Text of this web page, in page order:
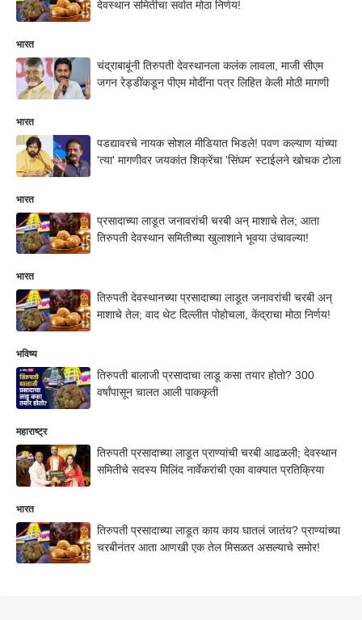
देवस्थान समितीचा सर्वात मोठा निर्णय!
भारत
चंद्राबाबूंनी तिरुपती देवस्थानला कलंक लावला, माजी सीएम
जगन रेड्डींकडून पीएम मोदींना पत्र लिहित केली मोठी मागणी
भारत
पडद्यावरचे नायक सोशल मीडियात भिडले! पवण कल्याण यांच्या
'त्या' मागणीवर जयकांत शिक्रेंचा 'सिंघम' स्टाईलने खोचक टोला
भारत
प्रसादाच्या लाडूत जनावरांची चरबी अन् माशाचे तेल; आता
तिरुपती देवस्थान समितीच्या खुलाशाने भूवया उंचावल्या!
भारत
तिरुपती देवस्थानच्या प्रसादाच्या लाडूत जनावरांची चरबी अन्
माशाचे तेल; वाद थेट दिल्लीत पोहोचला, केंद्राचा मोठा निर्णय!
भविष्य
तिरुपती बालाजी प्रसादाचा लाडू कसा तयार होतो? 300
वर्षांपासून चालत आली पाककृती
महाराष्ट्र
तिरुपती प्रसादाच्या लाडूत प्राण्यांची चरबी आढळली; देवस्थान
समितीचे सदस्य मिलिंद नार्वेकरांची एका वाक्यात प्रतिक्रिया
भारत
तिरुपती प्रसादाच्या लाडूत काय काय घातलं जातंय? प्राण्यांच्या
चरबीनंतर आता आणखी एक तेल मिसळत असल्याचे समोर!